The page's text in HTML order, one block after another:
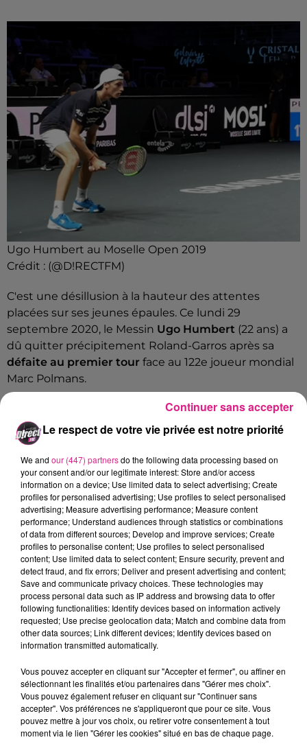
Ugo Humbert au Moselle Open 2019
Crédit : (@D!RECTFM)
C'est une désillusion à la hauteur des attentes
placées sur ses jeunes épaules. Ce lundi 29
septembre 2020, le Messin Ugo Humbert (22 ans) a
dû quitter précipitement Roland-Garros après sa
défaite au premier tour face au 122e joueur mondial
Marc Polmans.
Un revers enquatre manches(6-2, 6-2, 3-6, 6-3) sec
et inattendu tant le Mosellan,
ATP, semblait surfer sur une belle dynamique depuis
quelques semaines. Tombeur de Fabio Fognini (15e
mondial) à Rome puis de Daniil Medvedev (5e à l'ATP)
à Hambourg, Ugo Humbert avait montré de belles
choses sur terre battue.
De quoi devenir une chance de bien figurer, du
moins une promesse, dans les rangs français. Mais,
balayé par l'Australien Marc Polmans, le Lorrain de 22
ans ne verra finalement pas le deuxième tour du
majeur parisien. Un stade de la compétition auquel il
n'a toujours pas accédé depuis le début de sa jeune
carrière.
FIL ACTUS
9h19
Lorraine : une journée pas comme les autres au Parc animalier de...
Le respect de votre vie privée est notre priorité
We and our (447) partnersdo the following data processing based on
your consent and/or our legitimate interest: Store and/or access
information on a device; Use limited data to select advertising; Create
profiles for personalised advertising; Use profiles to select personalised
advertising; Measure advertising performance; Measure content
performance; Understand audiences through statistics or combinations
of data from different sources; Develop and improve services; Create
profiles to personalise content; Use profiles to select personalised
content; Use limited data to select content; Ensure security, prevent and
detect fraud, and fix errors; Deliver and present advertising and content;
Save and communicate privacy choices. These technologies may
process personal data such as IP address and browsing data to offer
following functionalities: Identify devices based on information actively
requested; Use precise geolocation data; Match and combine data from
other data sources; Link different devices; Identify devices based on
information transmitted automatically.
Vous pouvez accepter en cliquant sur "Accepter et fermer", ou affiner en
sélectionnant les finalités et/ou partenaires dans "Gérer mes choix".
Vous pouvez également refuser en cliquant sur "Continuer sans
accepter". Vos préférences ne s'appliqueront que pour ce site. Vous
pouvez mettre à jour vos choix, ou retirer votre consentement à tout
moment via le lien "Gérer les cookies" situé en bas de chaque page.
Continuer sans accepter